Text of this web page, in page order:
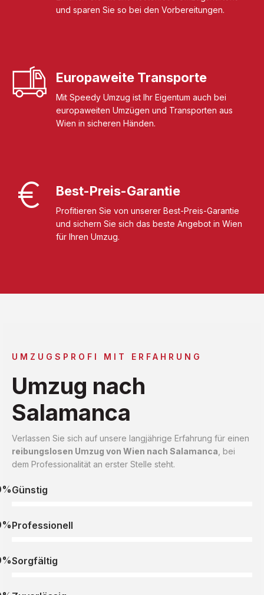
und sparen Sie so bei den Vorbereitungen.
Europaweite Transporte
Mit Speedy Umzug ist Ihr Eigentum auch bei
europaweiten Umzügen und Transporten aus
Wien in sicheren Händen.
Best-Preis-Garantie
Profitieren Sie von unserer Best-Preis-Garantie
und sichern Sie sich das beste Angebot in Wien
für Ihren Umzug.
UMZUGSPROFI MIT ERFAHRUNG
Umzug nach
Salamanca
Verlassen Sie sich auf unsere langjährige Erfahrung für einen
reibungslosen Umzug von Wien nach Salamanca , bei
dem Professionalität an erster Stelle steht.
Günstig
Professionell
Sorgfältig